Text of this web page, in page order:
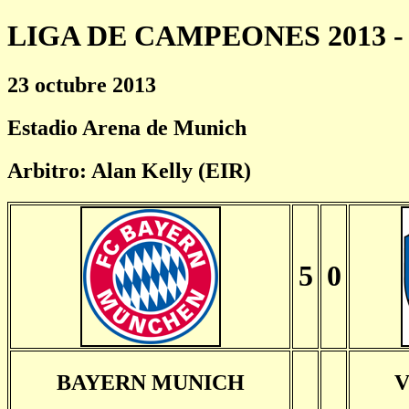
LIGA DE CAMPEONES 2013 -
23 octubre 2013
Estadio Arena de Munich
Arbitro: Alan Kelly (EIR)
5 0
BAYERN MUNICH